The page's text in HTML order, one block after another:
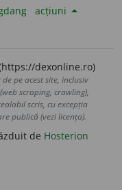
acțiuni
dexonline.ro)
pe acest site, inclusiv
scraping, crawling),
scris, cu excepția
publică (vezi licența).
de Hosterion